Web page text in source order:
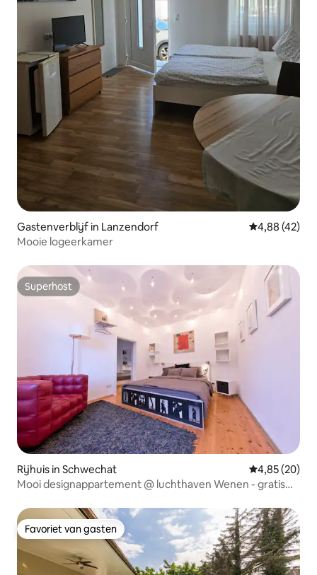
Gastenverblijf in Lanzendorf Gemiddelde
4,88 (42)
Mooie logeerkamer
Superhost
Superhost
Rijhuis in Schwechat Gemiddelde
4,85 (20)
Mooi designappartement @ luchthaven Wenen - gratis
Favoriet van gasten
Favoriet van gasten